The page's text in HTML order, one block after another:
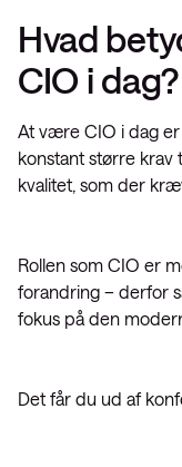
Hvad
CIO i dag?
At være CIO i dag
konstant større krav
kvalitet, som der
Rollen som CIO er
forandring – derfor
fokus på den
Det får du ud af